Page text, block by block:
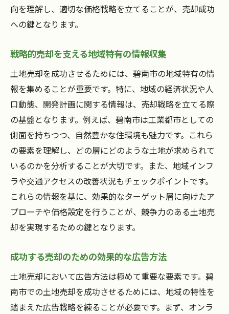
向を理解し、適切な価格戦略を立てることが、売却成功
への鍵となります。
戦略的売却を支える地域特有の情報収集
土地売却を成功させるためには、碧南市の地域特有の情
報を集めることが重要です。特に、地域の経済状況や人
口動態、開発計画に関する情報は、売却戦略を立てる際
の基盤となります。例えば、碧南市は工業都市としての
側面を持ちつつ、自然豊かな住環境も魅力です。これら
の要素を理解し、どの層にどのような土地が求められて
いるのかを分析することが大切です。また、地域インフ
ラや交通アクセスの改善状況もチェックポイントです。
これらの情報を基に、効果的なターゲット層に向けたア
プローチや価格設定を行うことが、競争力のある土地売
却を実現するための鍵となります。
成功する売却のための効果的な広告方法
土地売却において広告方法は極めて重要な要素です。碧
南市での土地売却を成功させるためには、地域の特性を
踏まえた広告戦略を練ることが必要です。まず、オンラ